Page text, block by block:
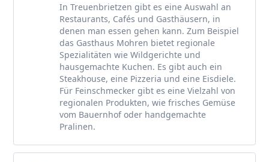
In Treuenbrietzen gibt es eine Auswahl an
Restaurants, Cafés und Gasthäusern, in
denen man essen gehen kann. Zum Beispiel
das Gasthaus Mohren bietet regionale
Spezialitäten wie Wildgerichte und
hausgemachte Kuchen. Es gibt auch ein
Steakhouse, eine Pizzeria und eine Eisdiele.
Für Feinschmecker gibt es eine Vielzahl von
regionalen Produkten, wie frisches Gemüse
vom Bauernhof oder handgemachte
Pralinen.